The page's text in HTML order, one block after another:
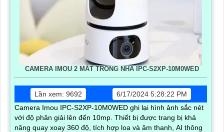
CAMERA IMOU 2 MẮT TRONG NHÀ IPC-S2XP-10M0WED
Lần xem: 9692
6/17/2024 5:28:22 PM
Camera Imou IPC-S2XP-10M0WED ghi lại hình ảnh sắc nét
với độ phân giải lên đến 10mp. Thiết bị được trang bị khả
năng quay xoay 360 độ, tích hợp loa và âm thanh, AI thông